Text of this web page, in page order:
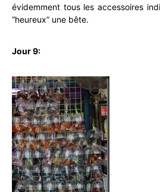
évidemment tous les accessoires
“heureux” une bête.
Jour 9: